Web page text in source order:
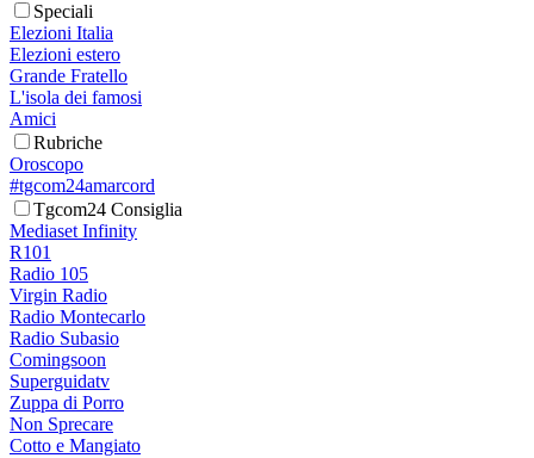
Speciali
Elezioni Italia
Elezioni estero
Grande Fratello
L'isola dei famosi
Amici
Rubriche
Oroscopo
#tgcom24amarcord
Tgcom24 Consiglia
Mediaset Infinity
R101
Radio 105
Virgin Radio
Radio Montecarlo
Radio Subasio
Comingsoon
Superguidatv
Zuppa di Porro
Non Sprecare
Cotto e Mangiato